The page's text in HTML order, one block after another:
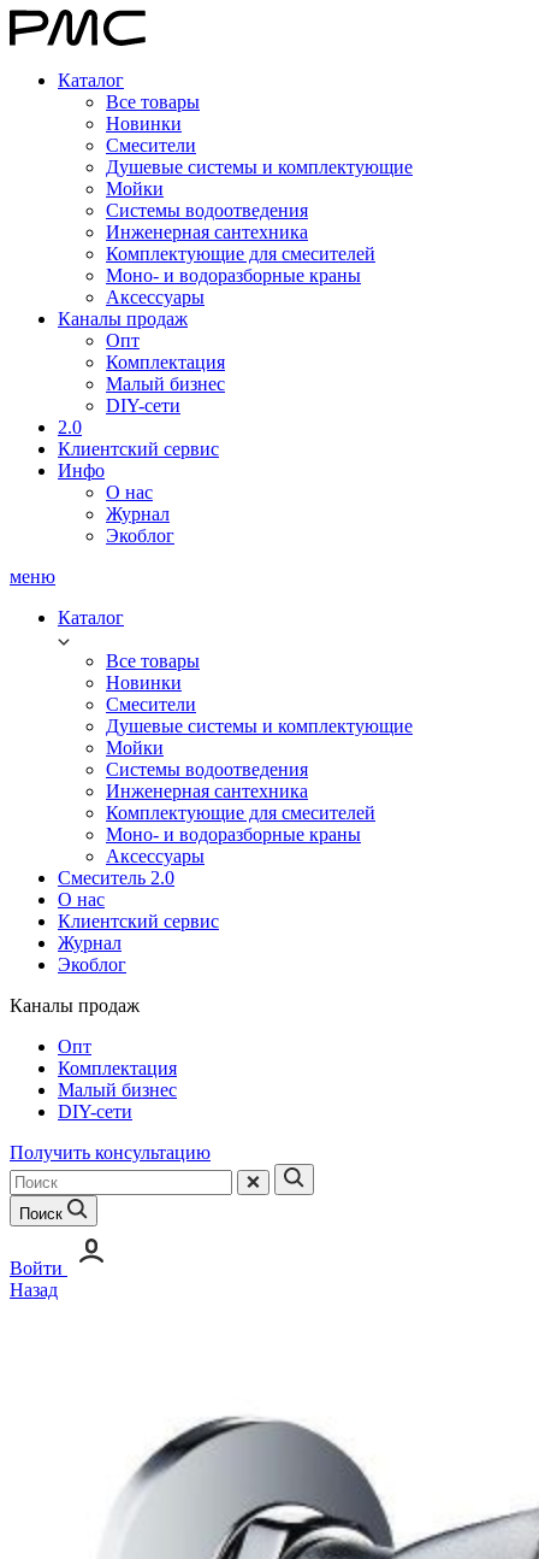
Каталог
Все товары
Новинки
Смесители
Душевые системы и комплектующие
Мойки
Системы водоотведения
Инженерная сантехника
Комплектующие для смесителей
Моно- и водоразборные краны
Аксессуары
Каналы продаж
Опт
Комплектация
Малый бизнес
DIY-сети
2.0
Клиентский сервис
Инфо
О нас
Журнал
Экоблог
меню
Каталог
Все товары
Новинки
Смесители
Душевые системы и комплектующие
Мойки
Системы водоотведения
Инженерная сантехника
Комплектующие для смесителей
Моно- и водоразборные краны
Аксессуары
Смеситель 2.0
О нас
Клиентский сервис
Журнал
Экоблог
Каналы продаж
Опт
Комплектация
Малый бизнес
DIY-сети
Получить консультацию
Поиск
Войти
Назад